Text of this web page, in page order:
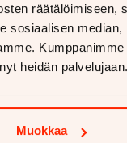
räätälöimiseen,
sosiaalisen
heidän palvelujaan.
Muokkaa